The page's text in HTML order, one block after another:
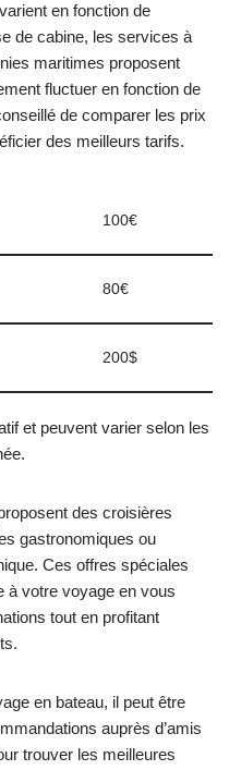
en fonction de
de cabine, les services à
maritimes proposent
fluctuer en fonction de
de comparer les prix
des meilleurs tarifs.
100€
80€
200$
et peuvent varier selon les
des croisières
gastronomiques ou
Ces offres spéciales
à votre voyage en vous
tout en profitant
en bateau, il peut être
auprès d’amis
trouver les meilleures